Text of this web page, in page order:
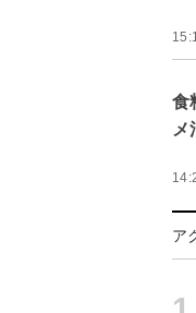
食
ア